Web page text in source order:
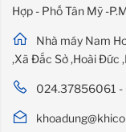
Hợp - Phố Tân Mỹ -
Nhà máy Nam
,Xã Đắc Sở ,Hoài Đức
024.37856061